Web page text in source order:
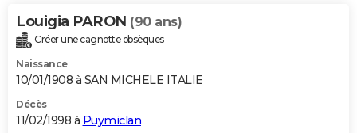
Louigia PARON (90 ans)
Créer une cagnotte obsèques
Naissance
10/01/1908 à SAN MICHELE ITALIE
Décès
11/02/1998 à Puymiclan